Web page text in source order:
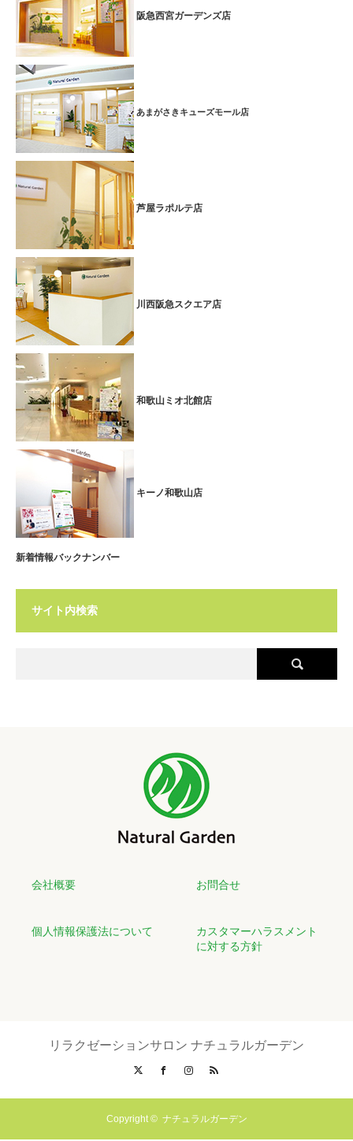
阪急西宮ガーデンズ店
あまがさきキューズモール店
芦屋ラポルテ店
川西阪急スクエア店
和歌山ミオ北館店
キーノ和歌山店
新着情報バックナンバー
サイト内検索
会社概要 お問合せ
個人情報保護法について
カスタマーハラスメント
に対する方針
リラクゼーションサロン ナチュラルガーデン
FacebookInstagram
Copyright © ナチュラルガーデン